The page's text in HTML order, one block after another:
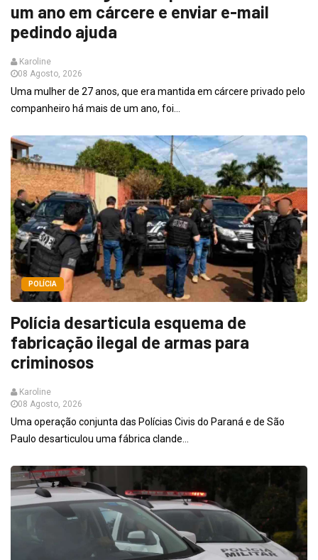
um ano em cárcere e enviar e-mail
pedindo ajuda
Karoline
08 Agosto, 2026
Uma mulher de 27 anos, que era mantida em cárcere privado pelo
companheiro há mais de um ano, foi...
POLÍCIA
Polícia desarticula esquema de
fabricação ilegal de armas para
criminosos
Karoline
08 Agosto, 2026
Uma operação conjunta das Polícias Civis do Paraná e de São
Paulo desarticulou uma fábrica clande...